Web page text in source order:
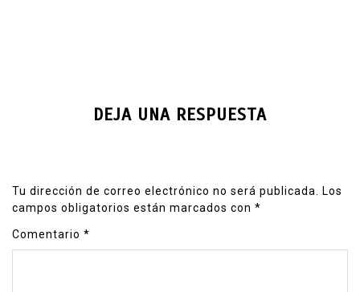
DEJA UNA RESPUESTA
Tu dirección de correo electrónico no será publicada.
Los
campos obligatorios están marcados con *
Comentario *